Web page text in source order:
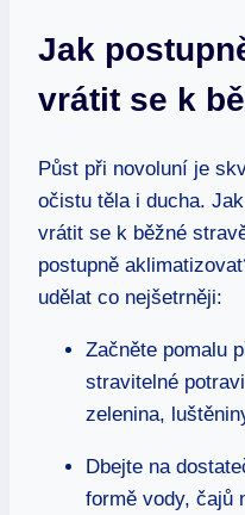
Jak
vrátit se k
Půst při novoluní je
očistu těla i ducha.
vrátit se k běžné
postupně
udělat co nejšetrněji:
Začněte pomalu
stravitelné
zelenina,
Dbejte na
formě vody, čajů